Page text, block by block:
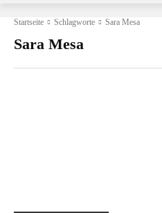
Startseite Schlagworte Sara Mesa
Sara Mesa